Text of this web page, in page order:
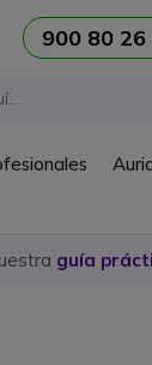
900 80 26
guía